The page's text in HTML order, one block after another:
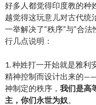
好多人都觉得印度教的种
越觉得这玩意儿对古代统
一举解决了“秩序”与“合
行几点说明：
1. 种姓打一开始就是雅利
精神控制而设计出来的
神制定的秩序， 我们是高
主，你们永世为奴。